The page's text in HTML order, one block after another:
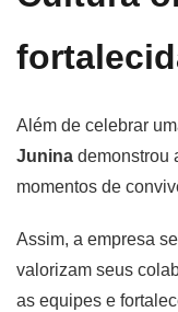
Além de celebrar
Junina demonstrou
momentos de
Assim, a empresa
valorizam seus
as equipes e